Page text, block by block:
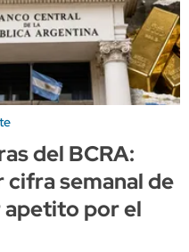
del BCRA:
semanal de
apetito por el